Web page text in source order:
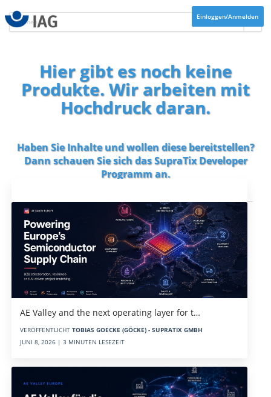
Einloggen/Anmelden
Hier gibt es noch keine
Produkte. Wir arbeiten mit
Hochdruck daran.
Haben Sie Inhalte und wollen diese bereitstellen?
Dann schauen Sie sich dasSupraTix Developer
Programman.
AE Valley and the next operating layer for t…
VERÖFFENTLICHT TOBIAS GOECKE (GÖCKE) - SUPRATIX GMBH
JUNI 8, 2026 | 3 MINUTEN LESEZEIT